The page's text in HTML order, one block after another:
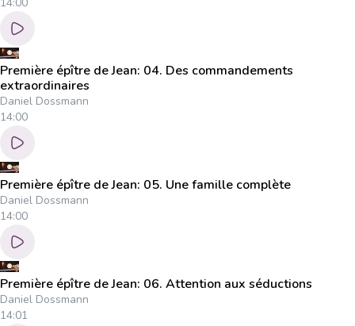
Première épître de Jean: 04. Des commandements
extraordinaires
Daniel Dossmann
14:00
Première épître de Jean: 05. Une famille complète
Daniel Dossmann
14:00
Première épître de Jean: 06. Attention aux séductions
Daniel Dossmann
14:01